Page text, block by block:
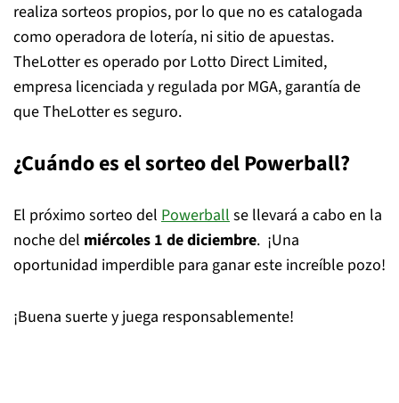
realiza sorteos propios, por lo que no es catalogada
como operadora de lotería, ni sitio de apuestas.
TheLotter es operado por Lotto Direct Limited,
empresa licenciada y regulada por MGA, garantía de
que TheLotter es seguro.
¿Cuándo es el sorteo del Powerball?
El próximo sorteo del Powerballse llevará a cabo en la
noche del miércoles 1 de diciembre. ¡Una
oportunidad imperdible para ganar este increíble pozo!
¡Buena suerte y juega responsablemente!